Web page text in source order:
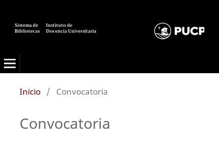
Sistema de
Bibliotecas
Instituto de
Docencia Universitaria
Inicio / Convocatoria
Convocatoria